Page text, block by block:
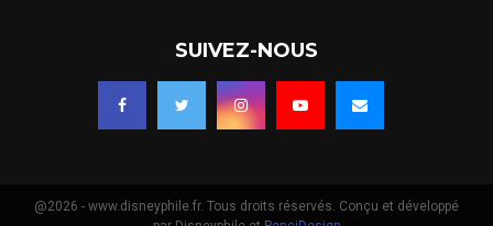
SUIVEZ-NOUS
@2026 - www.disneyphile.fr. Tous droits réservés. Conçu et développé